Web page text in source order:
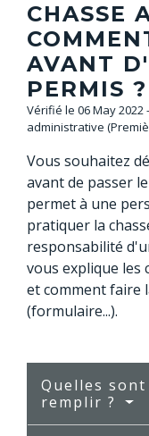
CHASSE
AVANT
PERMIS ?
Vérifié le 06 May
administrative
Vous souhaitez
avant de passer
permet à une
pratiquer la
responsabilité
vous explique les
et comment faire
(formulaire...).
Quelles
remplir ?